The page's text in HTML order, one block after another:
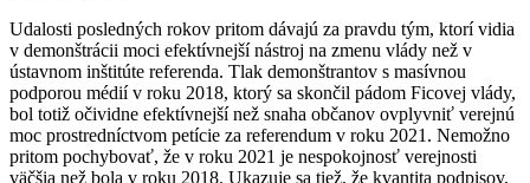
Udalosti posledných rokov pritom dávajú za pravdu tým, ktorí vidia
v demonštrácii moci efektívnejší nástroj na zmenu vlády než v
ústavnom inštitúte referenda. Tlak demonštrantov s masívnou
podporou médií v roku 2018, ktorý sa skončil pádom Ficovej vlády,
bol totiž očividne efektívnejší než snaha občanov ovplyvniť verejnú
moc prostredníctvom petície za referendum v roku 2021. Nemožno
pritom pochybovať, že v roku 2021 je nespokojnosť verejnosti
väčšia než bola v roku 2018. Ukazuje sa tiež, že kvantita podpisov,